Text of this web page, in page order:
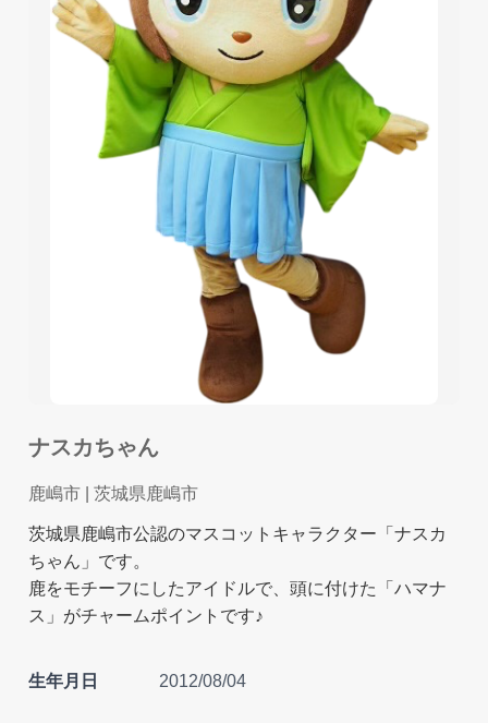
ナスカちゃん
鹿嶋市 | 茨城県鹿嶋市
茨城県鹿嶋市公認のマスコットキャラクター「ナスカ
ちゃん」です。
鹿をモチーフにしたアイドルで、頭に付けた「ハマナ
ス」がチャームポイントです♪
生年月日 2012/08/04